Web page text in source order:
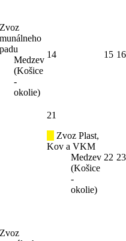
Zvoz
Medzev
(Košice
-
okolie)
14 15 16
21
Zvoz Plast,
Kov a VKM
Medzev
(Košice
-
okolie)
22 23
Zvoz